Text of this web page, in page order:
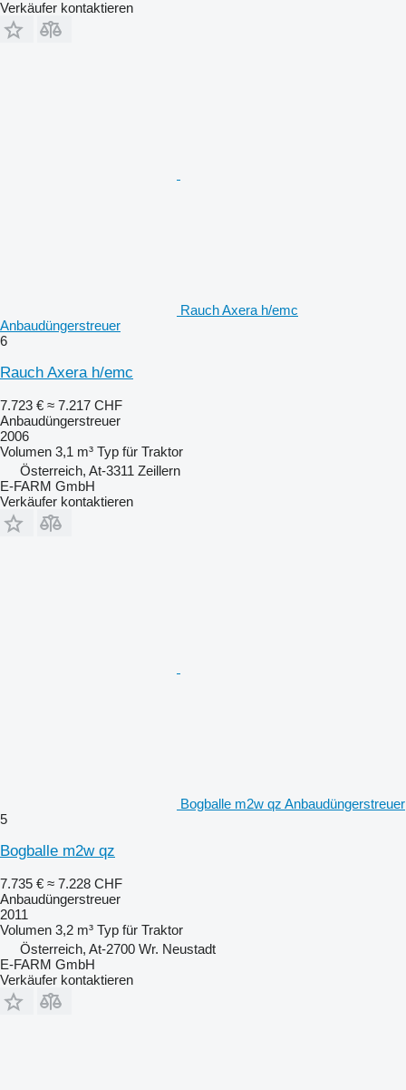
Verkäufer kontaktieren
Rauch Axera h/emc
Anbaudüngerstreuer
6
Rauch Axera h/emc
7.723 € ≈ 7.217 CHF
Anbaudüngerstreuer
2006
Volumen 3,1 m³ Typ für Traktor
Österreich, At-3311 Zeillern
E-FARM GmbH
Verkäufer kontaktieren
Bogballe m2w qz Anbaudüngerstreuer
5
Bogballe m2w qz
7.735 € ≈ 7.228 CHF
Anbaudüngerstreuer
2011
Volumen 3,2 m³ Typ für Traktor
Österreich, At-2700 Wr. Neustadt
E-FARM GmbH
Verkäufer kontaktieren